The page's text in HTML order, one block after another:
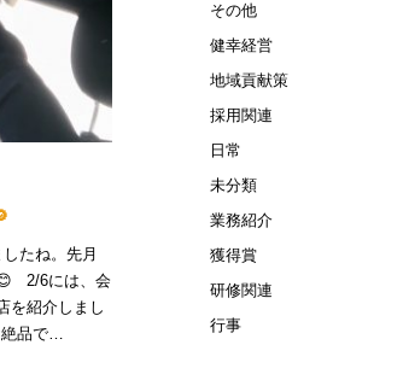
たね。先月
2/6には、会
を紹介しまし
絶品で…
その他
健幸経営
地域貢献策
採用関連
日常
未分類
業務紹介
獲得賞
研修関連
行事